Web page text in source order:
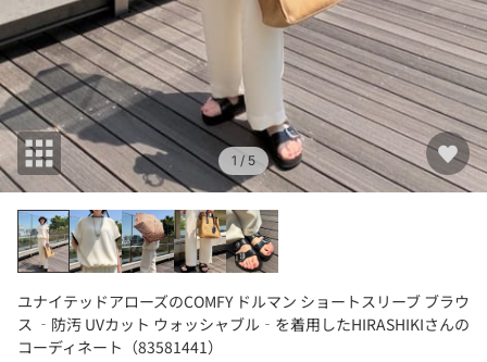
1 / 5
ユナイテッドアローズのCOMFY ドルマン ショートスリーブ ブラウ
ス ‐防汚 UVカット ウォッシャブル‐を着用したHIRASHIKIさんの
コーディネート（83581441）